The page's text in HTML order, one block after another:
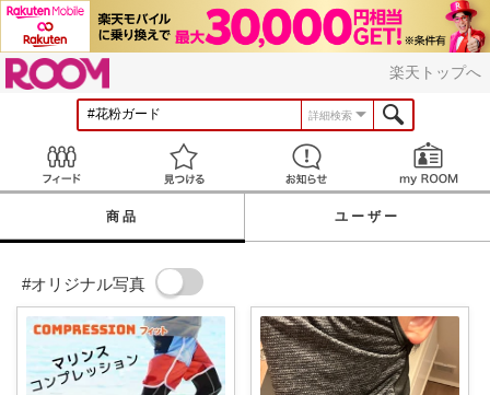
楽天トップへ
詳細検索
見つける お知らせ
商品 ユーザー
#オリジナル写真